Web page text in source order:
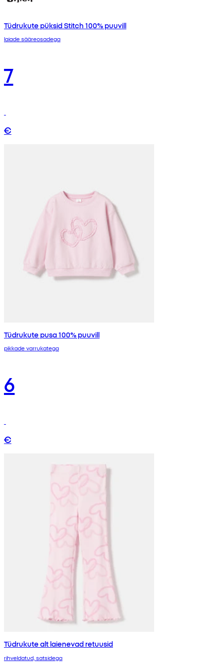
Tüdrukute püksid Stitch 100% puuvill
laiade sääreosadega
7
€
Tüdrukute pusa 100% puuvill
pikkade varrukatega
6
€
Tüdrukute alt laienevad retuusid
rihveldatud, satsidega